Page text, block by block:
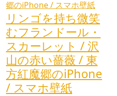
リンゴを持ち微笑
むフランドール・
スカーレット / 沢
山の赤い薔薇 / 東
方紅魔郷のiPhone
/ スマホ壁紙